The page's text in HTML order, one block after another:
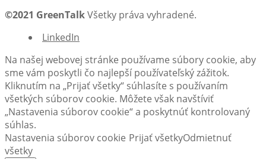
©2021 GreenTalkVšetky práva vyhradené.
LinkedIn
Na našej webovej stránke používame súbory cookie, aby
sme vám poskytli čo najlepší používateľský zážitok.
Kliknutím na „Prijať všetky“ súhlasíte s používaním
všetkých súborov cookie. Môžete však navštíviť
„Nastavenia súborov cookie“ a poskytnúť kontrolovaný
súhlas.
Nastavenia súborov cookie Prijať všetkyOdmietnuť
všetky